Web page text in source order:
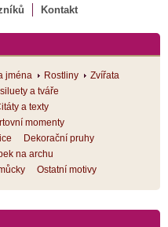
Kontakt
jména Rostliny
Zvířata
a tváře
a texty
momenty
Dekorační pruhy
na archu
Ostatní motivy